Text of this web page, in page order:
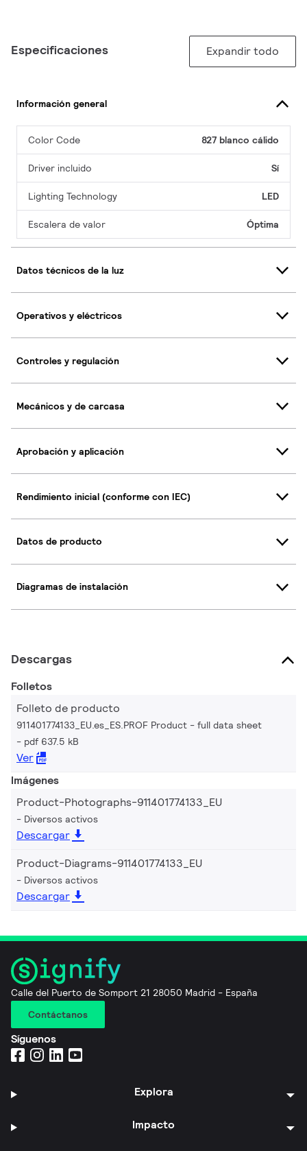
Especificaciones Expandir todo
Información general
Color Code 827 blanco cálido
Driver incluido Sí
Lighting Technology LED
Escalera de valor Óptima
Datos técnicos de la luz
Operativos y eléctricos
Controles y regulación
Mecánicos y de carcasa
Aprobación y aplicación
Rendimiento inicial (conforme con IEC)
Datos de producto
Diagramas de instalación
Descargas
Folletos
Folleto de producto
911401774133_EU.es_ES.PROF Product - full data sheet
pdf 637.5 kB
Ver
Imágenes
Product-Photographs-911401774133_EU
Diversos activos
Descargar
Product-Diagrams-911401774133_EU
Diversos activos
Descargar
Calle del Puerto de Somport 21 28050 Madrid - España
Contáctanos
Síguenos
Explora
Impacto